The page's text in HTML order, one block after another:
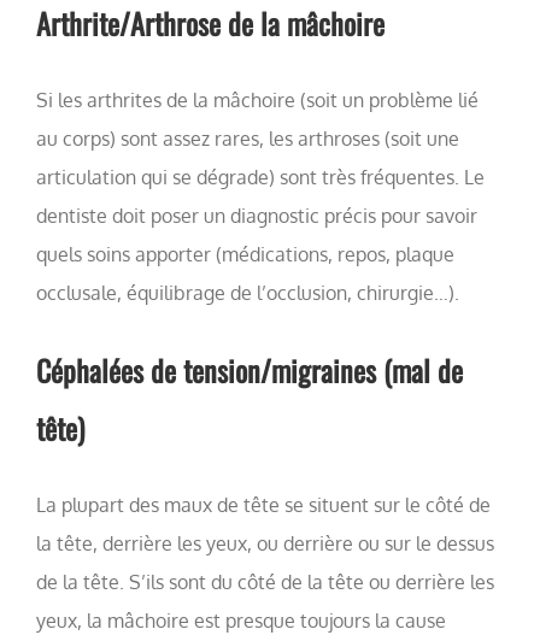
Arthrite/Arthrose de la mâchoire
Si les arthrites de la mâchoire (soit un problème lié
au corps) sont assez rares, les arthroses (soit une
articulation qui se dégrade) sont très fréquentes. Le
dentiste doit poser un diagnostic précis pour savoir
quels soins apporter (médications, repos, plaque
occlusale, équilibrage de l’occlusion, chirurgie…).
Céphalées de tension/migraines (mal de
tête)
La plupart des maux de tête se situent sur le côté de
la tête, derrière les yeux, ou derrière ou sur le dessus
de la tête. S’ils sont du côté de la tête ou derrière les
yeux, la mâchoire est presque toujours la cause